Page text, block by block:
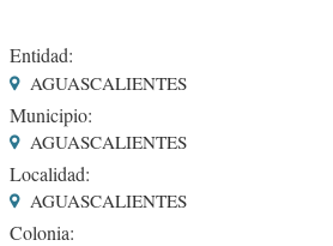
Entidad:
AGUASCALIENTES
Municipio:
AGUASCALIENTES
Localidad:
AGUASCALIENTES
Colonia: